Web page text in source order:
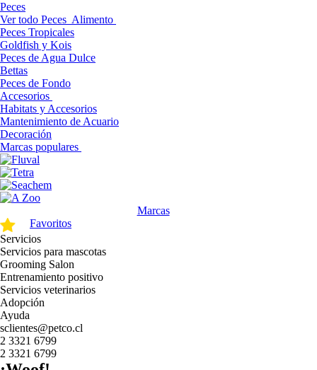
Peces
Ver todo Peces Alimento
Peces Tropicales
Goldfish y Kois
Peces de Agua Dulce
Bettas
Peces de Fondo
Accesorios
Habitats y Accesorios
Mantenimiento de Acuario
Decoración
Marcas populares
Marcas
Favoritos
Servicios
Servicios para mascotas
Grooming Salon
Entrenamiento positivo
Servicios veterinarios
Adopción
Ayuda
sclientes@petco.cl
2 3321 6799
2 3321 6799